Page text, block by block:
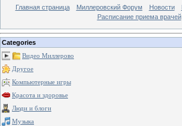
Главная страница Миллеровский Форум Новости
Расписание приема врачей
Categories
Видео Миллерово
Другое
Компьютерные игры
Красота и здоровье
Люди и блоги
Музыка